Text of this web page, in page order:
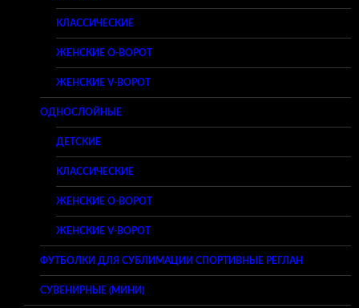
КЛАССИЧЕСКИЕ
ЖЕНСКИЕ O-ВОРОТ
ЖЕНСКИЕ V-ВОРОТ
ОДНОСЛОЙНЫЕ
ДЕТСКИЕ
КЛАССИЧЕСКИЕ
ЖЕНСКИЕ O-ВОРОТ
ЖЕНСКИЕ V-ВОРОТ
ФУТБОЛКИ ДЛЯ СУБЛИМАЦИИ СПОРТИВНЫЕ РЕГЛАН
СУВЕНИРНЫЕ (МИНИ)